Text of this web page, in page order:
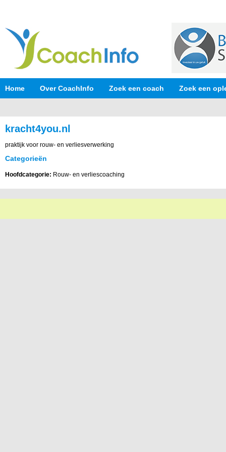
Home Over CoachInfo Zoek een coach Zoek een
kracht4you.nl
praktijk voor rouw- en verliesverwerking
Categorieën
Hoofdcategorie: Rouw- en verliescoaching